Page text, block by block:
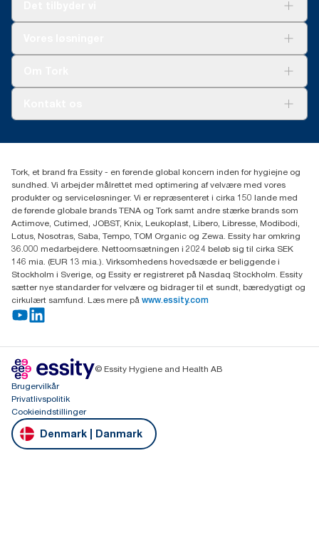
Smiley-rapport
(+45) 48 16 82 44
Professional Hygiene
Gydevang 33
DK-3450 Allerød
Tork, et brand fra Essity - en førende global koncern inden for hygiejne og
sundhed. Vi arbejder målrettet med optimering af velvære med vores
produkter og serviceløsninger. Vi er repræsenteret i cirka 150 lande med
de førende globale brands TENA og Tork samt andre stærke brands som
Actimove, Cutimed, JOBST, Knix, Leukoplast, Libero, Libresse, Modibodi,
Lotus, Nosotras, Saba, Tempo, TOM Organic og Zewa. Essity har omkring
36.000 medarbejdere. Nettoomsætningen i 2024 beløb sig til cirka SEK
146 mia. (EUR 13 mia.). Virksomhedens hovedsæde er beliggende i
Stockholm i Sverige, og Essity er registreret på Nasdaq Stockholm. Essity
sætter nye standarder for velvære og bidrager til et sundt, bæredygtigt og
cirkulært samfund. Læs mere på www.essity.com
© Essity Hygiene and Health AB
Brugervilkår
Privatlivspolitik
Cookieindstillinger
Denmark | Danmark